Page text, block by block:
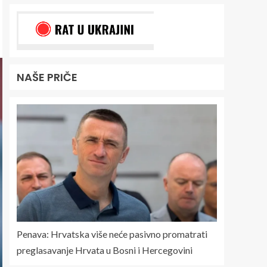
NAŠE PRIČE
Penava: Hrvatska više neće pasivno promatrati
preglasavanje Hrvata u Bosni i Hercegovini